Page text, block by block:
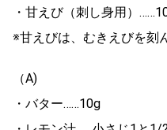
・甘えび（刺し身用）
※甘えびは、むきえびを刻
（A)
・バター……10g